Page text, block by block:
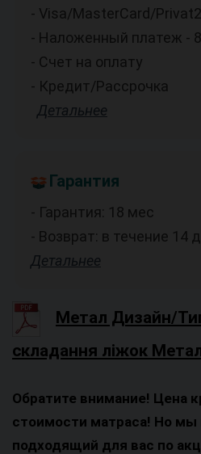
- Visa/MasterCard/
- Наложенный платеж -
- Счет на оплату
- Кредит/Рассрочка
Детальнее
Гарантия
- Гарантия: 18 мес
- Возврат: в течение 14
Детальнее
Метал Дизайн/
складання ліжок
Обратите внимание! Цена
стоимости матраса! Но мы
подходящий для вас по